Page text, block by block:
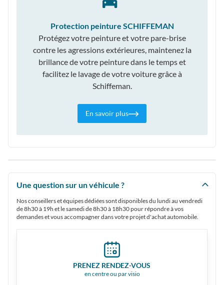
Protection peinture SCHIFFEMAN
Protégez votre peinture et votre pare-brise
contre les agressions extérieures, maintenez la
brillance de votre peinture dans le temps et
facilitez le lavage de votre voiture grâce à
Schiffeman.
En savoir plus
Une question sur un véhicule ?
Nos conseillers et équipes dédiées sont disponibles du lundi au vendredi
de 8h30 à 19h et le samedi de 8h30 à 18h30 pour répondre à vos
demandes et vous accompagner dans votre projet d'achat automobile.
PRENEZ RENDEZ-VOUS
en centre ou par visio